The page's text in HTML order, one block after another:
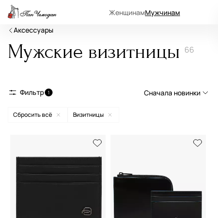
ЖенщинамМужчинам
Аксессуары
Мужские визитницы 66
Фильтр 1 Сначала новинки
По размеру скидки
По скорости доставки
Сбросить всё Визитницы